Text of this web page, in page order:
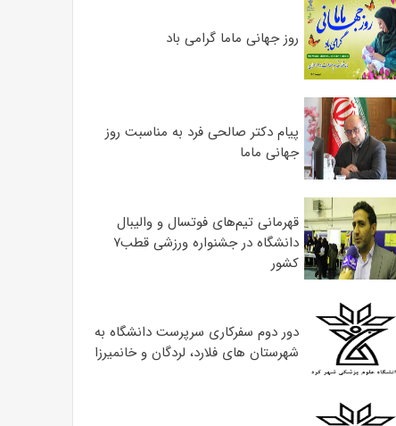
روز جهانی ماما گرامی باد
پیام دکتر صالحی فرد به مناسبت روز
جهانی ماما
قهرمانی تیم‌های فوتسال و والیبال
دانشگاه در جشنواره ورزشی قطب۷
کشور
دور دوم سفرکاری سرپرست دانشگاه به
شهرستان های فلارد، لردگان و خانمیرزا